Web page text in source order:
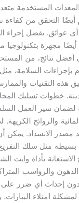
المستخدمة
أيضًا التحقق من
عوائق. يفضل إجراء
مجهزة بتكنولوجيا
نتائج، من
السلامة، مثل
هذه التقنيات
خطوات تسليك
لضمان سير العمل
والروائح
الانسداد. يمكن
مثل سلك التفريغ
الاستعانة بأداة
والرواسب
دون إحداث أي ضرر
امتلاء